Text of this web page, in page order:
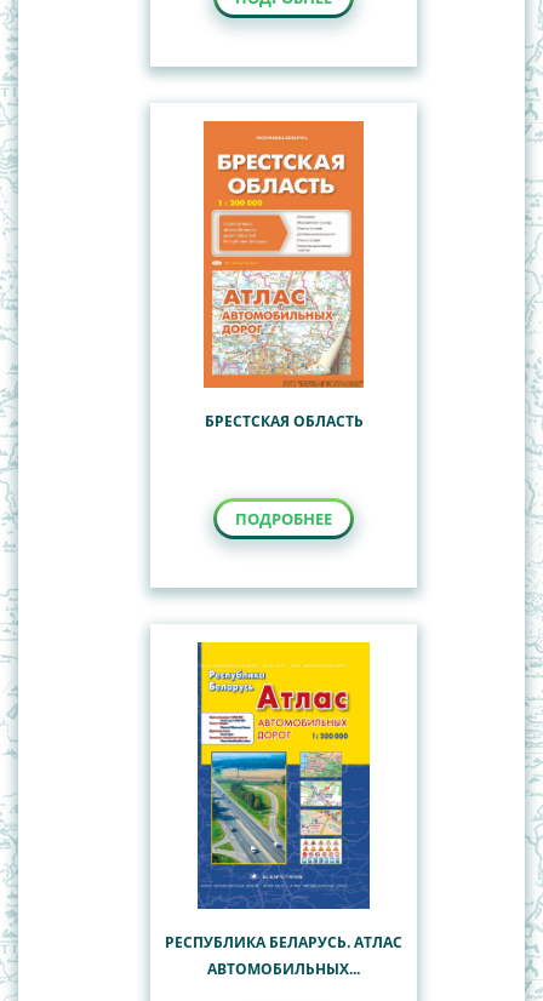
БРЕСТСКАЯ ОБЛАСТЬ
ПОДРОБНЕЕ
РЕСПУБЛИКА БЕЛАРУСЬ. АТЛАС
АВТОМОБИЛЬНЫХ...